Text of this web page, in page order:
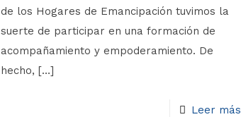
de los Hogares de Emancipación tuvimos la
suerte de participar en una formación de
acompañamiento y empoderamiento. De
hecho, […]
Leer más